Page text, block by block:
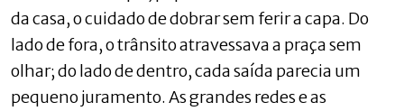
da casa, o cuidado de dobrar sem ferir a capa. Do
lado de fora, o trânsito atravessava a praça sem
olhar; do lado de dentro, cada saída parecia um
pequeno juramento. As grandes redes e as